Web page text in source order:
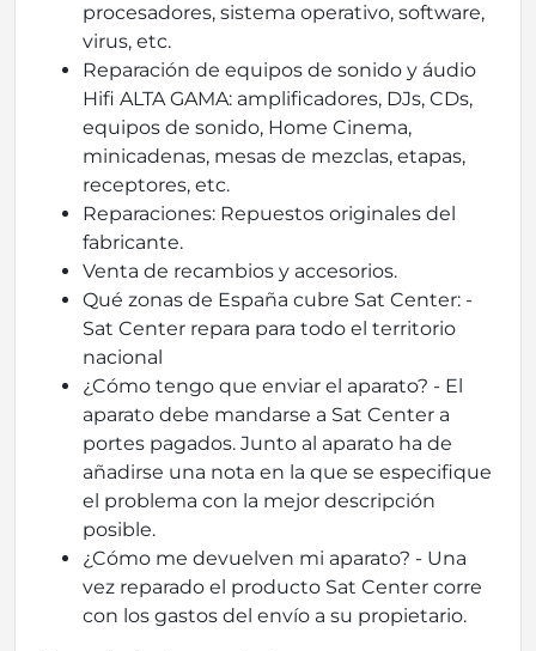
procesadores, sistema operativo, software,
virus, etc.
Reparación de equipos de sonido y áudio
Hifi ALTA GAMA: amplificadores, DJs, CDs,
equipos de sonido, Home Cinema,
minicadenas, mesas de mezclas, etapas,
receptores, etc.
Reparaciones: Repuestos originales del
fabricante.
Venta de recambios y accesorios.
Qué zonas de España cubre Sat Center: -
Sat Center repara para todo el territorio
nacional
¿Cómo tengo que enviar el aparato? - El
aparato debe mandarse a Sat Center a
portes pagados. Junto al aparato ha de
añadirse una nota en la que se especifique
el problema con la mejor descripción
posible.
¿Cómo me devuelven mi aparato? - Una
vez reparado el producto Sat Center corre
con los gastos del envío a su propietario.